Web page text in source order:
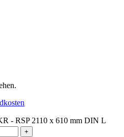
- RSP 2110 x 610 mm DIN L
+